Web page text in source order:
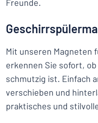
Freunde.
Mit unseren Magneten
erkennen Sie sofort,
schmutzig ist. Einfach
verschieben und
praktisches und